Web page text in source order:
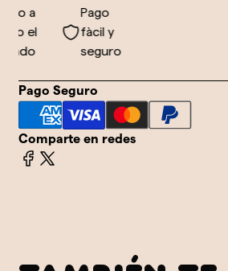
a
el
Pago
fàcil y
seguro
Pago Seguro
Comparte en redes